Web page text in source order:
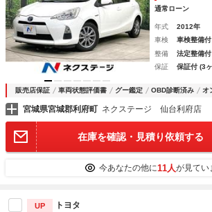
通常ローン
年式 2012年
車検
車検整備付
整備
法定整備付
保証
保証付 (3
販売店保証 車両状態評価書 グー鑑定 OBD診断済み オ
宮城県宮城郡利府町 ネクステージ 仙台利府店
在庫を確認・見積り依頼する
今あなたの他に11人が見てい
UP トヨタ